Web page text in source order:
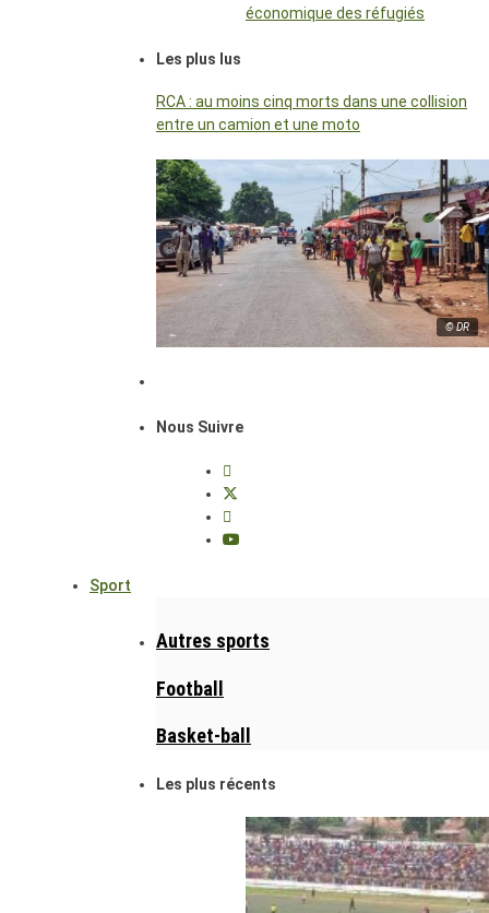
économique des réfugiés
Les plus lus
RCA : au moins cinq morts dans une collision
entre un camion et une moto
© DR
Nous Suivre
Sport
Autres sports
Football
Basket-ball
Les plus récents